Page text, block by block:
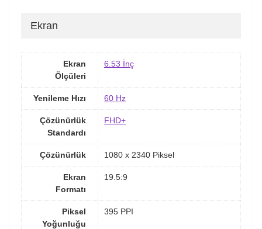
Ekran
Ekran
Ölçüleri
6.53 İnç
Yenileme Hızı 60 Hz
Çözünürlük
Standardı
FHD+
Çözünürlük 1080 x 2340 Piksel
Ekran
Formatı
19.5:9
Piksel
Yoğunluğu
395 PPI